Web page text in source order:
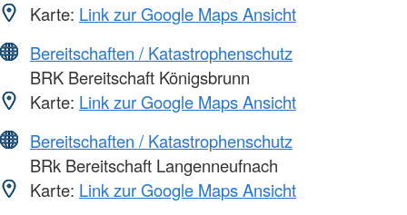
Karte: Link zur Google Maps Ansicht
Bereitschaften / Katastrophenschutz
BRK Bereitschaft Königsbrunn
Karte: Link zur Google Maps Ansicht
Bereitschaften / Katastrophenschutz
BRk Bereitschaft Langenneufnach
Karte: Link zur Google Maps Ansicht